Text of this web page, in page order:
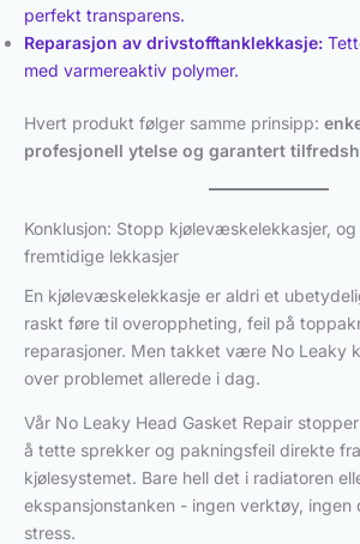
perfekt transparens.
Reparasjon av drivstofftanklekkasje:
med varmereaktiv polymer.
Hvert produkt følger samme prinsipp:
profesjonell ytelse og garantert
Konklusjon: Stopp kjølevæskelekkasjer,
fremtidige lekkasjer
En kjølevæskelekkasje er aldri et
raskt føre til overoppheting, feil på
reparasjoner. Men takket være No Leaky
over problemet allerede i dag.
Vår No Leaky Head Gasket Repair
å tette sprekker og pakningsfeil direkte
kjølesystemet. Bare hell det i radiatoren
ekspansjonstanken - ingen verktøy, ingen
stress.